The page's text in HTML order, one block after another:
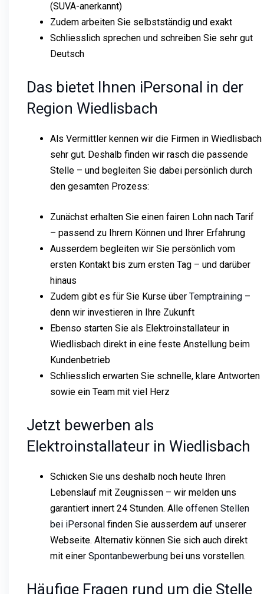
(SUVA-anerkannt)
Zudem arbeiten Sie selbstständig und exakt
Schliesslich sprechen und schreiben Sie sehr gut
Deutsch
Das bietet Ihnen iPersonal in der
Region Wiedlisbach
Als Vermittler kennen wir die Firmen in Wiedlisbach
sehr gut. Deshalb finden wir rasch die passende
Stelle – und begleiten Sie dabei persönlich durch
den gesamten Prozess:
Zunächst erhalten Sie einen fairen Lohn nach Tarif
– passend zu Ihrem Können und Ihrer Erfahrung
Ausserdem begleiten wir Sie persönlich vom
ersten Kontakt bis zum ersten Tag – und darüber
hinaus
Zudem gibt es für Sie Kurse über Temptraining –
denn wir investieren in Ihre Zukunft
Ebenso starten Sie als Elektroinstallateur in
Wiedlisbach direkt in eine feste Anstellung beim
Kundenbetrieb
Schliesslich erwarten Sie schnelle, klare Antworten
sowie ein Team mit viel Herz
Jetzt bewerben als
Elektroinstallateur in Wiedlisbach
Schicken Sie uns deshalb noch heute Ihren
Lebenslauf mit Zeugnissen – wir melden uns
garantiert innert 24 Stunden. Alle offenen Stellen
bei iPersonal finden Sie ausserdem auf unserer
Webseite. Alternativ können Sie sich auch direkt
mit einer Spontanbewerbung bei uns vorstellen.
Häufige Fragen rund um die Stelle